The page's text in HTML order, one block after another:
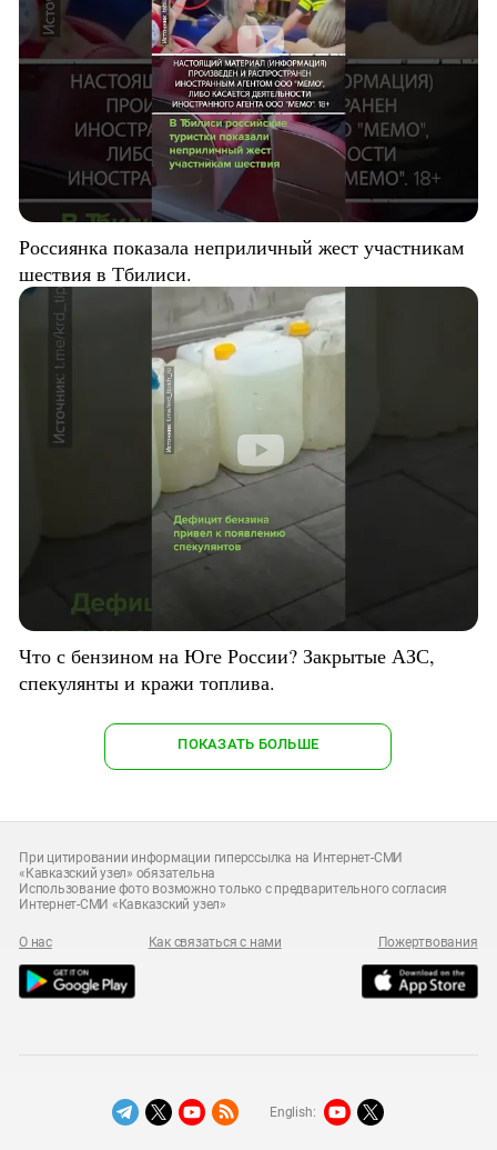
Россиянка показала неприличный жест участникам
шествия в Тбилиси.
Что с бензином на Юге России? Закрытые АЗС,
спекулянты и кражи топлива.
ПОКАЗАТЬ БОЛЬШЕ
При цитировании информации гиперссылка на Интернет-СМИ
«Кавказский узел» обязательна
Использование фото возможно только с предварительного согласия
Интернет-СМИ «Кавказский узел»
О нас Как связаться с нами Пожертвования
English: